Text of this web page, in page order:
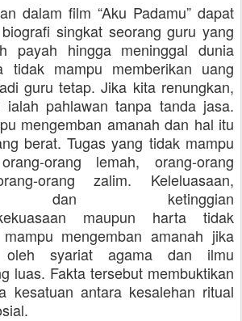
dalam film “Aku Padamu” dapat
singkat seorang guru yang
payah hingga meninggal dunia
tidak mampu memberikan uang
guru tetap. Jika kita renungkan,
pahlawan tanpa tanda jasa.
mengemban amanah dan hal itu
berat. Tugas yang tidak mampu
orang lemah, orang-orang
orang zalim. Keleluasaan,
dan ketinggian
kekuasaan maupun harta tidak
mengemban amanah jika
oleh syariat agama dan ilmu
luas. Fakta tersebut membuktikan
kesatuan antara kesalehan ritual